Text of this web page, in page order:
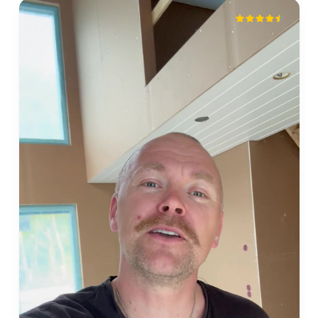
mika vuorio
Isokyrö
Sievitalo vaikuttaa luotettavalta toimijalta.